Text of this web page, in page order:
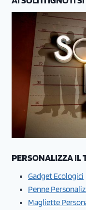
PERSONALIZZA IL
Gadget Ecologici
Penne
Magliette